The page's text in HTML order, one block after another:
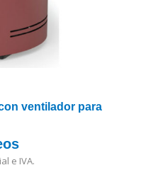
ventilador para
e IVA.